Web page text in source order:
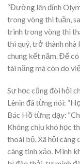
“Đường lên đỉnh
trong vòng thi tuần,
trình trong vòng thi
thi quý, trở thành nhà
chung kết năm. Để
tài năng mà còn do
Sự học cũng đòi hỏi
Lênin đã từng nói:
Bác Hồ từng dạy:
Không chịu khó học
thoái bộ. Xã hội càng
càng tinh xảo. Mình